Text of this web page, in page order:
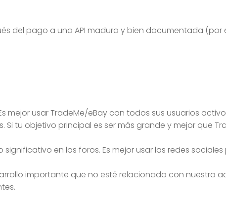
del pago a una API madura y bien documentada
mejor usar TradeMe/eBay con todos sus usuarios
tu objetivo principal es ser más grande y mejor que
en los foros. Es mejor usar las redes
importante que no esté relacionado con nuestra